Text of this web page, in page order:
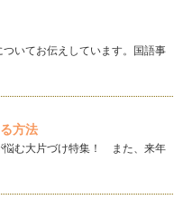
タート。ここアメリカで
ーラーは？
出産前後の買い物の中
もし…
いますが、こちらに来た
…
いてお伝えしています。国語事
方法
悩む大片づけ特集！ また、来年